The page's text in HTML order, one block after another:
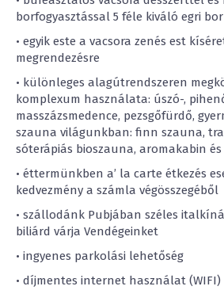
borfogyasztással 5 féle kiváló egri
• egyik este a vacsora zenés est
megrendezésre
• különleges alagútrendszeren
komplexum használata: úszó-,
masszázsmedence, pezsgőfürdő,
szauna világunkban: finn szauna,
sóterápiás bioszauna, aromakabin
• éttermünkben a’ la carte étkezés
kedvezmény a számla végösszegéből
• szállodánk Pubjában széles
biliárd várja Vendégeinket
• ingyenes parkolási lehetőség
• díjmentes internet használat (WIFI)